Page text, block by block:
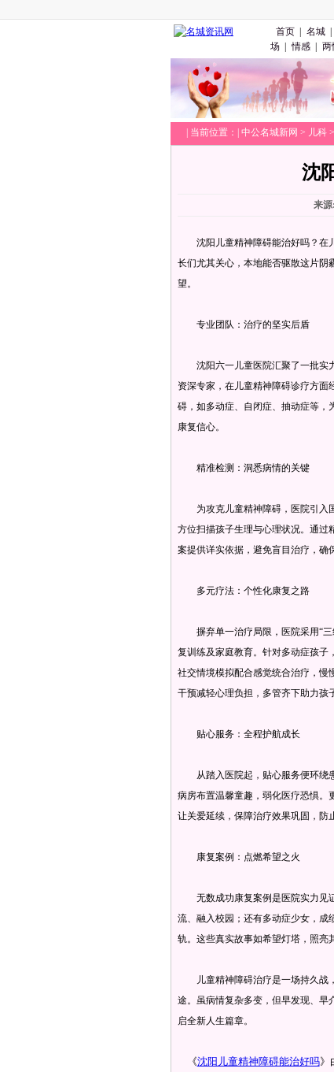
首页
名城
场
情感 两
当前位置：| 中公名城新网 > 儿科
沈
来源:
沈阳儿童精神障碍能治好吗？在儿
长们尤其关心，本地能否驱散这片阴
望。
专业团队：治疗的坚实后盾
沈阳六一儿童医院汇聚了一批实力
资深专家，在儿童精神障碍诊疗方
碍，如多动症、自闭症、抽动症等，
康复信心。
精准检测：洞悉病情的关键
为攻克儿童精神障碍，医院引入国
方位扫描孩子生理与心理状况。通过
案提供详实依据，避免盲目治疗，确
多元疗法：个性化康复之路
摒弃单一治疗局限，医院采用“三
复训练及家庭教育。针对多动症孩子
社交情境模拟配合感觉统合治疗，慢
干预减轻心理负担，多管齐下助力孩
贴心服务：全程护航成长
从踏入医院起，贴心服务便环绕患
病房布置温馨童趣，弱化医疗恐惧。
让关爱延续，保障治疗效果巩固，防
康复案例：点燃希望之火
无数成功康复案例是医院实力见
流、融入校园；还有多动症少女，成
轨。这些真实故事如希望灯塔，照亮
儿童精神障碍治疗是一场持久战，
途。虽病情复杂多变，但早发现、早
启全新人生篇章。
《沈阳儿童精神障碍能治好吗》